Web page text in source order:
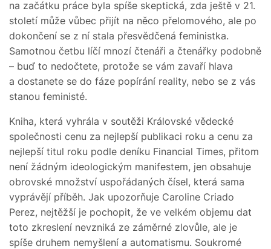
na začátku práce byla spíše skeptická, zda ještě v 21.
století může vůbec přijít na něco přelomového, ale po
dokončení se z ní stala přesvědčená feministka.
Samotnou četbu líčí mnozí čtenáři a čtenářky podobně
– buď to nedočtete, protože se vám zavaří hlava
a dostanete se do fáze popírání reality, nebo se z vás
stanou feministé.
Kniha, která vyhrála v soutěži Královské vědecké
společnosti cenu za nejlepší publikaci roku a cenu za
nejlepší titul roku podle deníku Financial Times, přitom
není žádným ideologickým manifestem, jen obsahuje
obrovské množství uspořádaných čísel, která sama
vyprávějí příběh. Jak upozorňuje Caroline Criado
Perez, nejtěžší je pochopit, že ve velkém objemu dat
toto zkreslení nevzniká ze záměrné zlovůle, ale je
spíše druhem nemyšlení a automatismu. Soukromé